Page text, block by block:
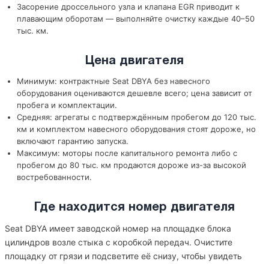
Засорение дроссельного узла и клапана EGR приводит к
плавающим оборотам — выполняйте очистку каждые 40–50
тыс. км.
Цена двигателя
Минимум: контрактные Seat DBYA без навесного
оборудования оцениваются дешевле всего; цена зависит от
пробега и комплектации.
Средняя: агрегаты с подтверждённым пробегом до 120 тыс.
км и комплектом навесного оборудования стоят дороже, но
включают гарантию запуска.
Максимум: моторы после капитального ремонта либо с
пробегом до 80 тыс. км продаются дороже из-за высокой
востребованности.
Где находится номер двигателя
Seat DBYA имеет заводской номер на площадке блока
цилиндров возле стыка с коробкой передач. Очистите
площадку от грязи и подсветите её снизу, чтобы увидеть